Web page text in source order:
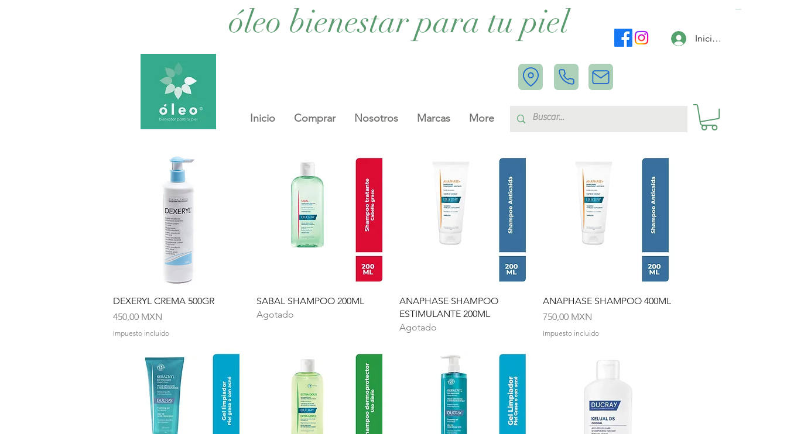
óleo bienestar para tu piel Carrito
Iniciar sesión
Inicio Comprar Nosotros Marcas More
Vista rápida
DEXERYL CREMA 500GR
Precio
450,00 MXN
Impuesto incluido
Vista rápida
SABAL SHAMPOO 200ML
Agotado
Vista rápida
ANAPHASE SHAMPOO
ESTIMULANTE 200ML
Agotado
Vista rápida
ANAPHASE SHAMPOO 400ML
Precio
750,00 MXN
Impuesto incluido